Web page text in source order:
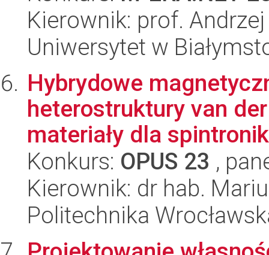
Kierownik: prof.
Uniwersytet w
Hybrydowe
heterostruktury van
materiały dla
Konkurs: OPUS 23 ,
Kierownik: dr hab.
Politechnika